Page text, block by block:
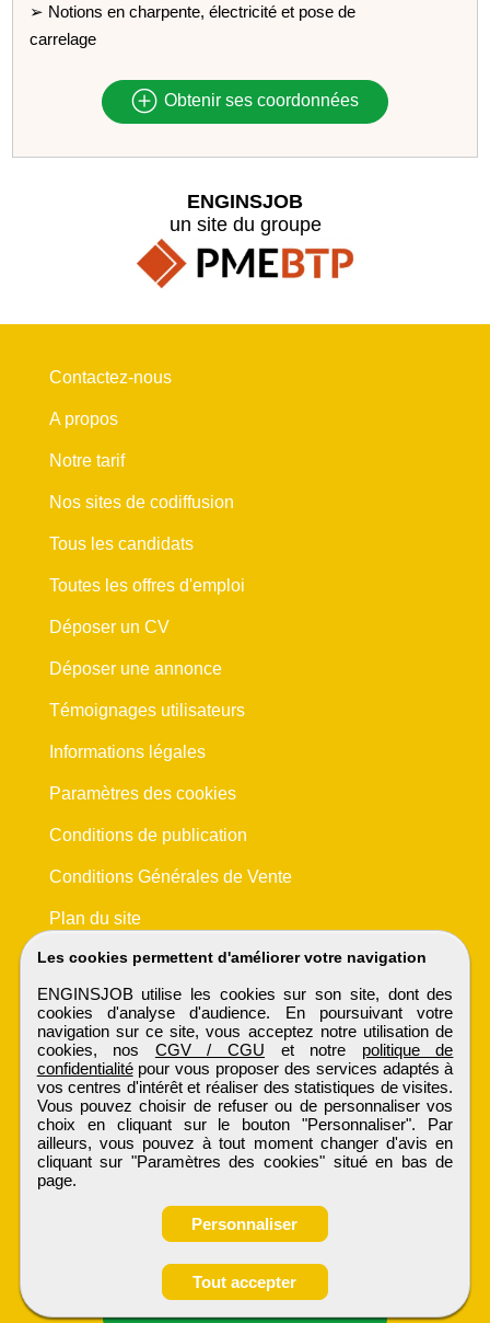
Obtenir ses
coordonnées
➢ Notions en charpente, électricité et pose de
carrelage
Obtenir ses coordonnées
Les cookies permettent d'améliorer votre navigation
ENGINSJOB utilise les cookies sur son site, dont des
cookies d'analyse d'audience. En poursuivant votre
navigation sur ce site, vous acceptez notre utilisation de
cookies, nos CGV / CGU et notre politique de
confidentialitépour vous proposer des services adaptés à
vos centres d'intérêt et réaliser des statistiques de visites.
Vous pouvez choisir de refuser ou de personnaliser vos
choix en cliquant sur le bouton "Personnaliser". Par
ailleurs, vous pouvez à tout moment changer d'avis en
cliquant sur "Paramètres des cookies" situé en bas de
page.
Personnaliser
Tout accepter
ENGINSJOB
un site du groupe
Contactez-nous
A propos
Notre tarif
Nos sites de codiffusion
Tous les candidats
Toutes les offres d'emploi
Déposer un CV
Déposer une annonce
Témoignages utilisateurs
Informations légales
Paramètres des cookies
Conditions de publication
Conditions Générales de Vente
Plan du site
ENGINSJOB
Tous droits réservés © 1999 - 2026